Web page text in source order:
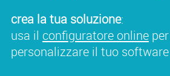
crea la tua soluzione:
usa il configuratore online per
personalizzare il tuo